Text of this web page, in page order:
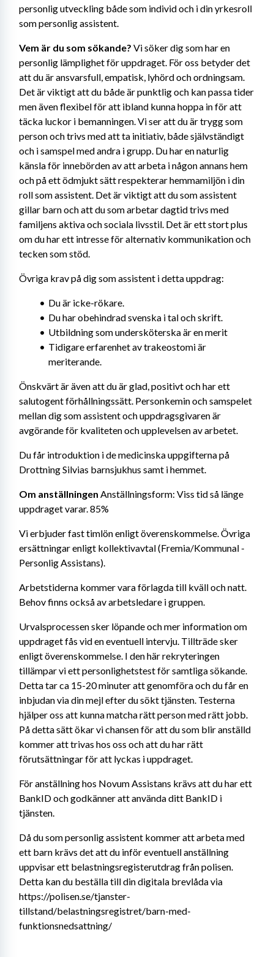
personlig utveckling både som individ och i din yrkesroll
som personlig assistent.
Vem är du som sökande? Vi söker dig som har en
personlig lämplighet för uppdraget. För oss betyder det
att du är ansvarsfull, empatisk, lyhörd och ordningsam.
Det är viktigt att du både är punktlig och kan passa tider
men även flexibel för att ibland kunna hoppa in för att
täcka luckor i bemanningen. Vi ser att du är trygg som
person och trivs med att ta initiativ, både självständigt
och i samspel med andra i grupp. Du har en naturlig
känsla för innebörden av att arbeta i någon annans hem
och på ett ödmjukt sätt respekterar hemmamiljön i din
roll som assistent. Det är viktigt att du som assistent
gillar barn och att du som arbetar dagtid trivs med
familjens aktiva och sociala livsstil. Det är ett stort plus
om du har ett intresse för alternativ kommunikation och
tecken som stöd.
Övriga krav på dig som assistent i detta uppdrag:
Du är icke-rökare.
Du har obehindrad svenska i tal och skrift.
Utbildning som undersköterska är en merit
Tidigare erfarenhet av trakeostomi är
meriterande.
Önskvärt är även att du är glad, positivt och har ett
salutogent förhållningssätt. Personkemin och samspelet
mellan dig som assistent och uppdragsgivaren är
avgörande för kvaliteten och upplevelsen av arbetet.
Du får introduktion i de medicinska uppgifterna på
Drottning Silvias barnsjukhus samt i hemmet.
Om anställningen Anställningsform: Viss tid så länge
uppdraget varar. 85%
Vi erbjuder fast timlön enligt överenskommelse. Övriga
ersättningar enligt kollektivavtal (Fremia/Kommunal -
Personlig Assistans).
Arbetstiderna kommer vara förlagda till kväll och natt.
Behov finns också av arbetsledare i gruppen.
Urvalsprocessen sker löpande och mer information om
uppdraget fås vid en eventuell intervju. Tillträde sker
enligt överenskommelse. I den här rekryteringen
tillämpar vi ett personlighetstest för samtliga sökande.
Detta tar ca 15-20 minuter att genomföra och du får en
inbjudan via din mejl efter du sökt tjänsten. Testerna
hjälper oss att kunna matcha rätt person med rätt jobb.
På detta sätt ökar vi chansen för att du som blir anställd
kommer att trivas hos oss och att du har rätt
förutsättningar för att lyckas i uppdraget.
För anställning hos Novum Assistans krävs att du har ett
BankID och godkänner att använda ditt BankID i
tjänsten.
Då du som personlig assistent kommer att arbeta med
ett barn krävs det att du inför eventuell anställning
uppvisar ett belastningsregisterutdrag från polisen.
Detta kan du beställa till din digitala brevlåda via
https://polisen.se/tjanster-
tillstand/belastningsregistret/barn-med-
funktionsnedsattning/